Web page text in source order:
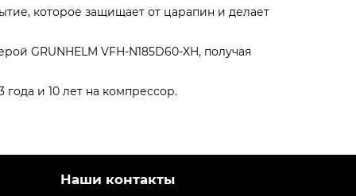
которое защищает от царапин и делает
GRUNHELM VFH-N185D60-XH, получая
и 10 лет на компрессор.
Наши контакты